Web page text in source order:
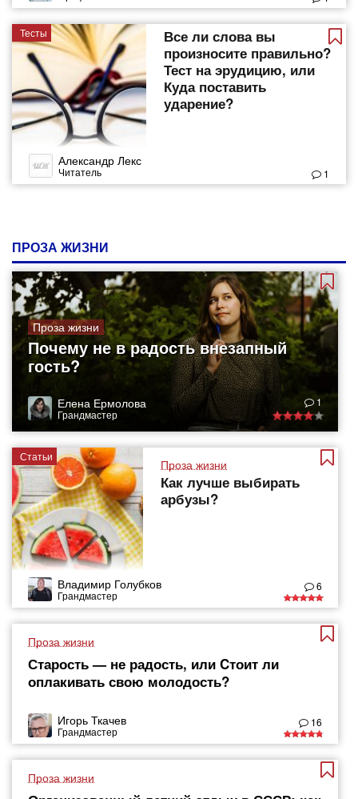
Тесты
Все ли слова вы
произносите правильно?
Тест на эрудицию, или
Куда поставить
ударение?
Александр Лекс
Читатель 1
ПРОЗА ЖИЗНИ
Проза жизни
Почему не в радость внезапный
гость?
Елена Ермолова
Грандмастер
1
Статьи
Проза жизни
Как лучше выбирать
арбузы?
Владимир Голубков
Грандмастер
6
Проза жизни
Старость — не радость, или Cтоит ли
оплакивать свою молодость?
Игорь Ткачев
Грандмастер
16
Проза жизни